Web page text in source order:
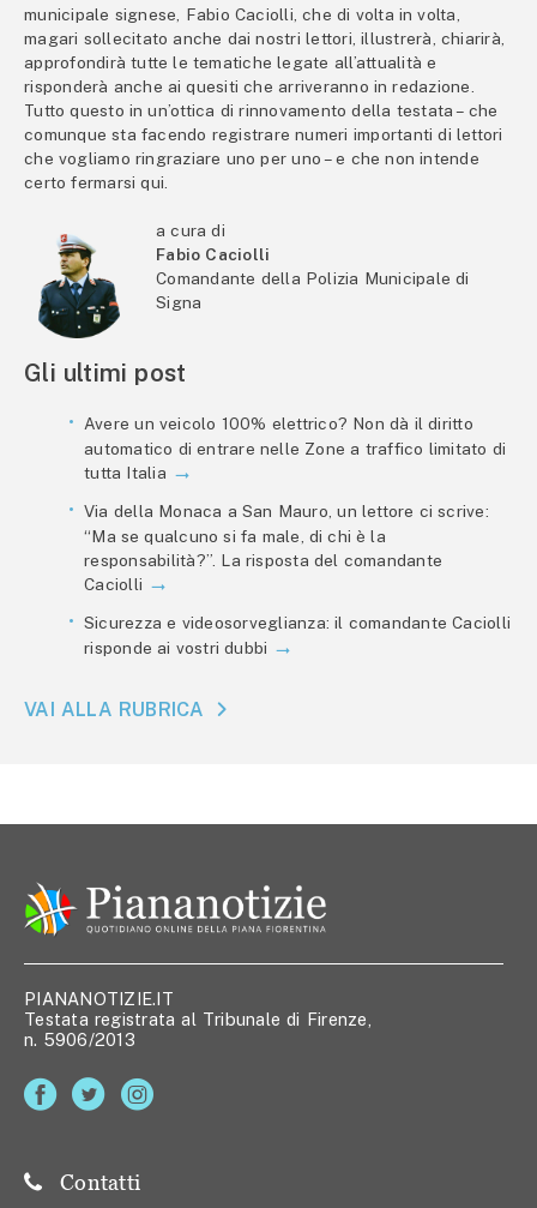
municipale signese, Fabio Caciolli, che di volta in volta,
magari sollecitato anche dai nostri lettori, illustrerà, chiarirà,
approfondirà tutte le tematiche legate all’attualità e
risponderà anche ai quesiti che arriveranno in redazione.
Tutto questo in un’ottica di rinnovamento della testata – che
comunque sta facendo registrare numeri importanti di lettori
che vogliamo ringraziare uno per uno – e che non intende
certo fermarsi qui.
a cura di
Fabio Caciolli
Comandante della Polizia Municipale di
Signa
Gli ultimi post
Avere un veicolo 100% elettrico? Non dà il diritto
automatico di entrare nelle Zone a traffico limitato di
tutta Italia
Via della Monaca a San Mauro, un lettore ci scrive:
“Ma se qualcuno si fa male, di chi è la
responsabilità?”. La risposta del comandante
Caciolli
Sicurezza e videosorveglianza: il comandante Caciolli
risponde ai vostri dubbi
VAI ALLA RUBRICA
PIANANOTIZIE.IT
Testata registrata al Tribunale di Firenze,
n. 5906/2013
Contatti